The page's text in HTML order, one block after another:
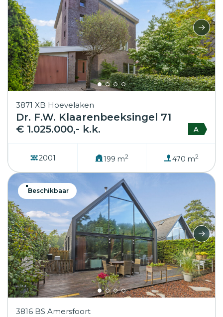
3871 XB Hoevelaken
Dr. F.W. Klaarenbeeksingel 71
€ 1.025.000,- k.k.
A
2001 199 m2 470 m2
3816 BS Amersfoort
Beschikbaar